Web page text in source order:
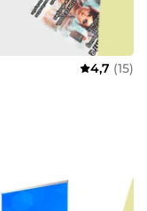
4,7 (15)